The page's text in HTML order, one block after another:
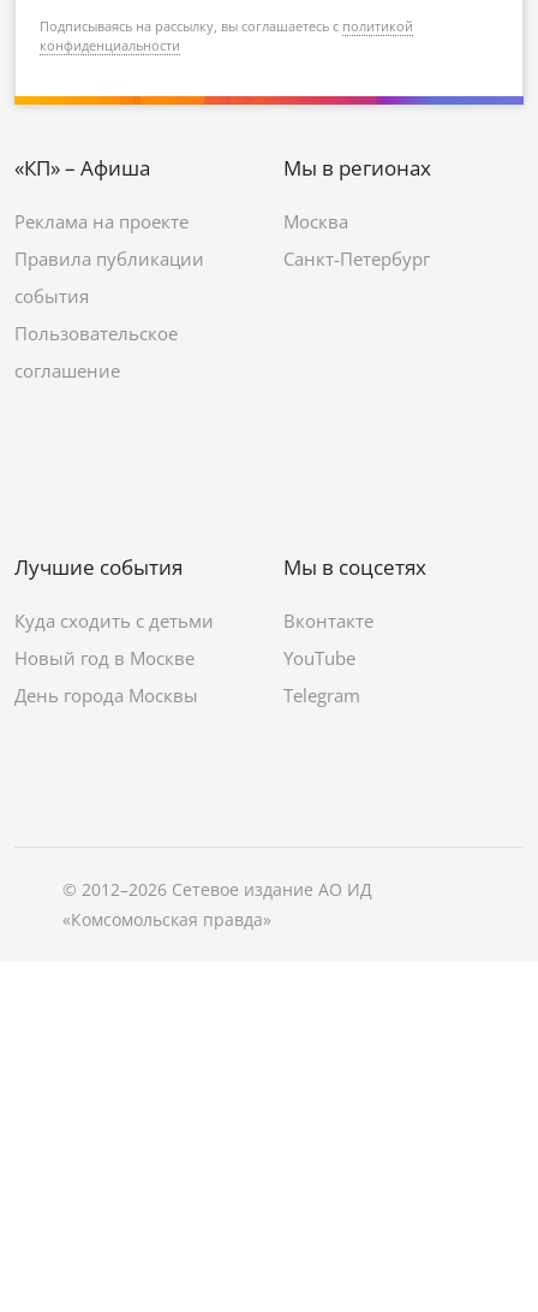
Подписываясь на рассылку, вы соглашаетесь с политикой
конфиденциальности
«КП» – Афиша
Реклама на проекте
Правила публикации
события
Пользовательское
соглашение
Мы в регионах
Москва
Санкт-Петербург
Лучшие события
Куда сходить с детьми
Новый год в Москве
День города Москвы
Мы в соцсетях
Вконтакте
YouTube
Telegram
© 2012–2026 Сетевое издание АО ИД
«Комсомольская правда»